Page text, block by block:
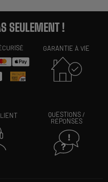
SEULEMENT !
GARANTIE À VIE
QUESTIONS /
RÉPONSES